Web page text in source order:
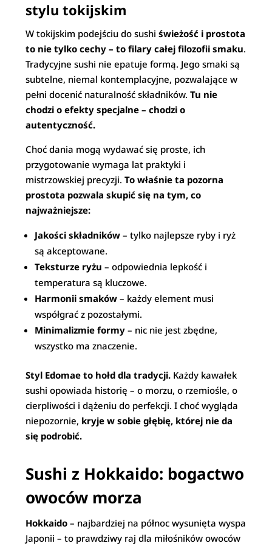
stylu tokijskim
W tokijskim podejściu do sushiświeżość i prostota
to nie tylko cechy – to filary całej filozofii smaku.
Tradycyjne sushi nie epatuje formą. Jego smaki są
subtelne, niemal kontemplacyjne, pozwalające w
pełni docenić naturalność składników.Tu nie
chodzi o efekty specjalne – chodzi o
autentyczność.
Choć dania mogą wydawać się proste, ich
przygotowanie wymaga lat praktyki i
mistrzowskiej precyzji.To właśnie ta pozorna
prostota pozwala skupić się na tym, co
najważniejsze:
Jakości składników – tylko najlepsze ryby i ryż
są akceptowane.
Teksturze ryżu – odpowiednia lepkość i
temperatura są kluczowe.
Harmonii smaków – każdy element musi
współgrać z pozostałymi.
Minimalizmie formy – nic nie jest zbędne,
wszystko ma znaczenie.
Styl Edomae to hołd dla tradycji. Każdy kawałek
sushi opowiada historię – o morzu, o rzemiośle, o
cierpliwości i dążeniu do perfekcji. I choć wygląda
niepozornie, kryje w sobie głębię, której nie da
się podrobić.
Sushi z Hokkaido: bogactwo
owoców morza
Hokkaido – najbardziej na północ wysunięta wyspa
Japonii – to prawdziwy raj dla miłośników owoców